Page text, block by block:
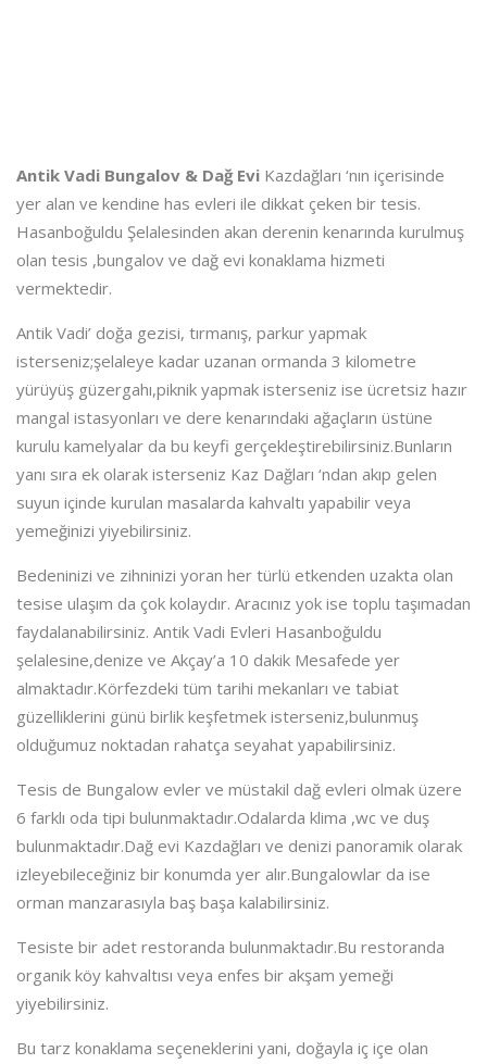
Antik Vadi Bungalov & Dağ Evi Kazdağları ‘nın içerisinde
yer alan ve kendine has evleri ile dikkat çeken bir tesis.
Hasanboğuldu Şelalesinden akan derenin kenarında kurulmuş
olan tesis ,bungalov ve dağ evi konaklama hizmeti
vermektedir.
Antik Vadi’ doğa gezisi, tırmanış, parkur yapmak
isterseniz;şelaleye kadar uzanan ormanda 3 kilometre
yürüyüş güzergahı,piknik yapmak isterseniz ise ücretsiz hazır
mangal istasyonları ve dere kenarındaki ağaçların üstüne
kurulu kamelyalar da bu keyfi gerçekleştirebilirsiniz.Bunların
yanı sıra ek olarak isterseniz Kaz Dağları ‘ndan akıp gelen
suyun içinde kurulan masalarda kahvaltı yapabilir veya
yemeğinizi yiyebilirsiniz.
Bedeninizi ve zihninizi yoran her türlü etkenden uzakta olan
tesise ulaşım da çok kolaydır. Aracınız yok ise toplu taşımadan
faydalanabilirsiniz. Antik Vadi Evleri Hasanboğuldu
şelalesine,denize ve Akçay’a 10 dakik Mesafede yer
almaktadır.Körfezdeki tüm tarihi mekanları ve tabiat
güzelliklerini günü birlik keşfetmek isterseniz,bulunmuş
olduğumuz noktadan rahatça seyahat yapabilirsiniz.
Tesis de Bungalow evler ve müstakil dağ evleri olmak üzere
6 farklı oda tipi bulunmaktadır.Odalarda klima ,wc ve duş
bulunmaktadır.Dağ evi Kazdağları ve denizi panoramik olarak
izleyebileceğiniz bir konumda yer alır.Bungalowlar da ise
orman manzarasıyla baş başa kalabilirsiniz.
Tesiste bir adet restoranda bulunmaktadır.Bu restoranda
organik köy kahvaltısı veya enfes bir akşam yemeği
yiyebilirsiniz.
Bu tarz konaklama seçeneklerini yani, doğayla iç içe olan